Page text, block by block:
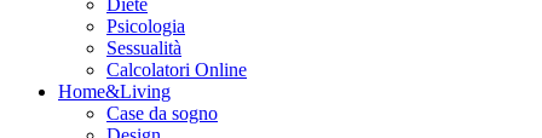
Psicologia
Sessualità
Calcolatori Online
Home&Living
Case da sogno